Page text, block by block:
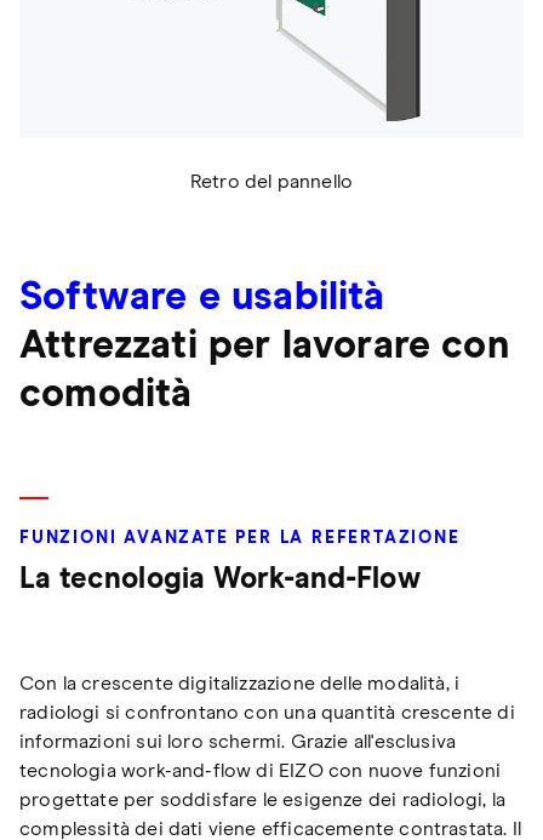
Retro del pannello
Software e usabilità
Attrezzati per lavorare con
comodità
FUNZIONI AVANZATE PER LA REFERTAZIONE
La tecnologia Work-and-Flow
Con la crescente digitalizzazione delle modalità, i
radiologi si confrontano con una quantità crescente di
informazioni sui loro schermi. Grazie all'esclusiva
tecnologia work-and-flow di EIZO con nuove funzioni
progettate per soddisfare le esigenze dei radiologi, la
complessità dei dati viene efficacemente contrastata. Il